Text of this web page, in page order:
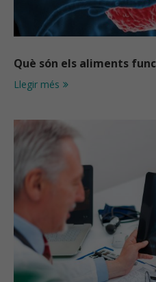
Què són els aliments
Llegir més